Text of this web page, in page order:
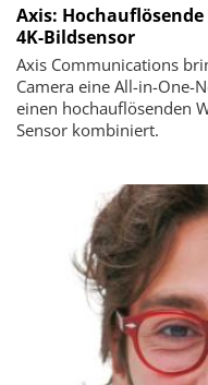
Axis:
4K-Bildsensor
Axis Communications
Camera eine All-in-One-
einen hochauflösenden
Sensor kombiniert.